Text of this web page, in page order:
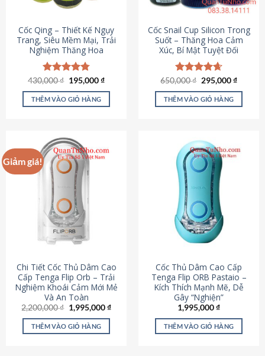
Cốc Qing – Thiết Kế Ngụy
Trang, Siêu Mềm Mại, Trải
Nghiệm Thăng Hoa
Được xếp
hạng4.78
5 sao
430,000₫ Giá
là:
430,000 ₫.
195,000₫Giá
tại
THÊM VÀO GIỎ HÀNG
Cốc Snail Cup Silicon Trong
Suốt – Thăng Hoa Cảm
Xúc, Bí Mật Tuyệt Đối
Được xếp
hạng4.69
5 sao
650,000₫ Giá
là:
650,000 ₫.
295,000₫Giá
tại
THÊM VÀO GIỎ HÀNG
Giảm giá!
Chi Tiết Cốc Thủ Dâm Cao
Cấp Tenga Flip Orb – Trải
Nghiệm Khoái Cảm Mới Mẻ
Và An Toàn
2,200,000₫ Giá
gốc
là:
2,200,000 ₫.
1,995,000₫Giá
THÊM VÀO GIỎ HÀNG
Cốc Thủ Dâm Cao Cấp
Tenga Flip ORB Pastaio –
Kích Thích Mạnh Mẽ, Dễ
Gây “Nghiện”
1,995,000₫
THÊM VÀO GIỎ HÀNG